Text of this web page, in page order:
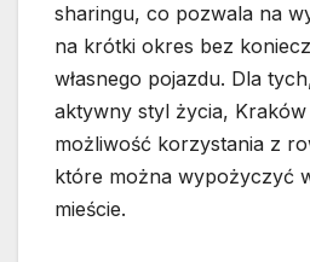
sharingu, co pozwala na
na krótki okres bez
własnego pojazdu. Dla
aktywny styl życia,
możliwość korzystania z
które można wypożyczyć
mieście.